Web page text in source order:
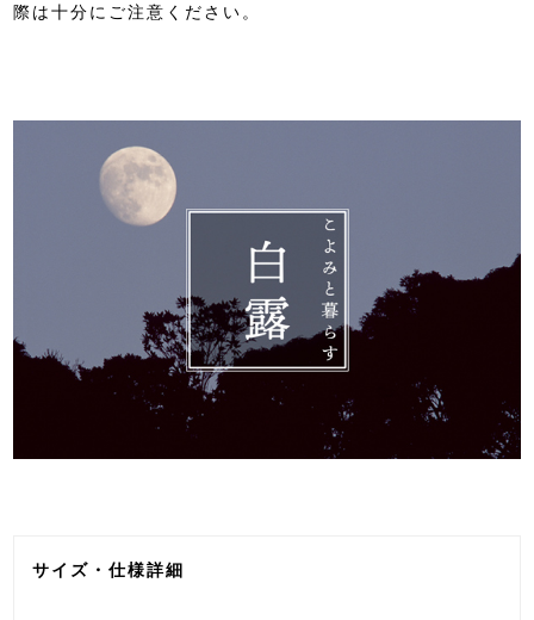
際は十分にご注意ください。
サイズ・仕様詳細